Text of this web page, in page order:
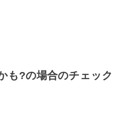
も?の場合のチェック